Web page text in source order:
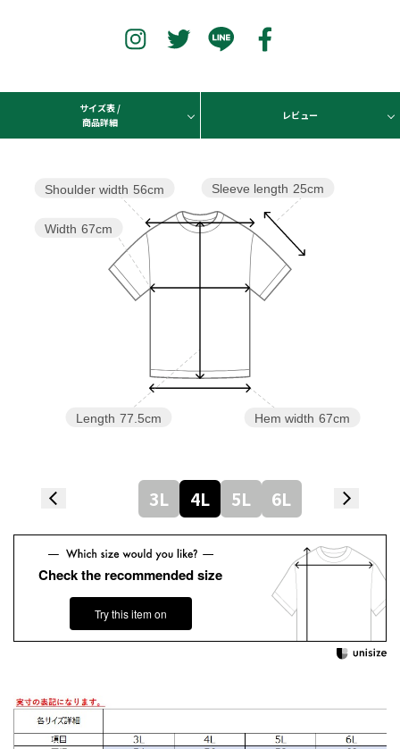
サイズ表 /
商品詳細
レビュー
Hem width 67cm
Sleeve length 25cm
Length 77.5cm
Width 67cm
Shoulder width 56cm
3L 4L 5L 6L
Check the recommended size
Try this item on